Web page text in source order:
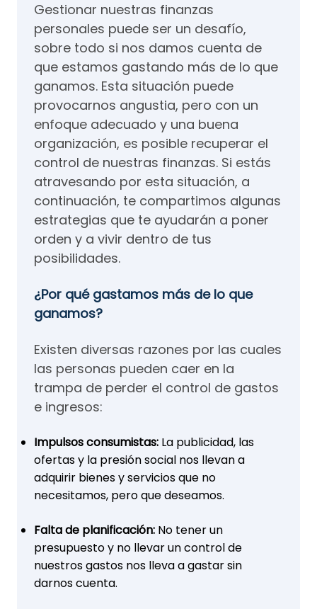
Gestionar nuestras finanzas
personales puede ser un desafío,
sobre todo si nos damos cuenta de
que estamos gastando más de lo que
ganamos. Esta situación puede
provocarnos angustia, pero con un
enfoque adecuado y una buena
organización, es posible recuperar el
control de nuestras finanzas. Si estás
atravesando por esta situación, a
continuación, te compartimos algunas
estrategias que te ayudarán a poner
orden y a vivir dentro de tus
posibilidades.
¿Por qué gastamos más de lo que
ganamos?
Existen diversas razones por las cuales
las personas pueden caer en la
trampa de perder el control de gastos
e ingresos:
Impulsos consumistas: La publicidad, las
ofertas y la presión social nos llevan a
adquirir bienes y servicios que no
necesitamos, pero que deseamos.
Falta de planificación: No tener un
presupuesto y no llevar un control de
nuestros gastos nos lleva a gastar sin
darnos cuenta.